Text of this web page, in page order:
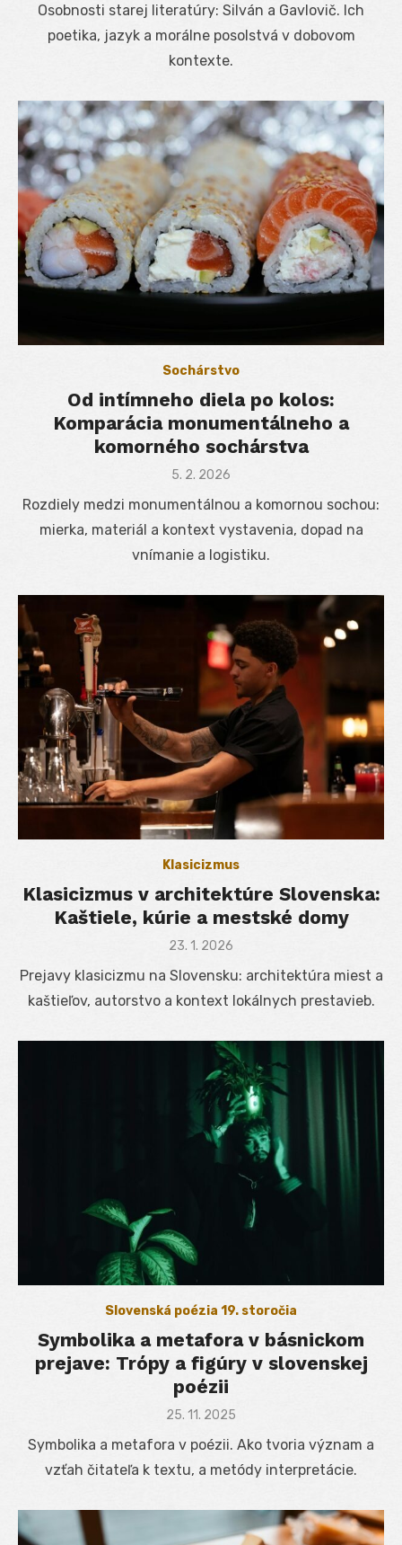
Osobnosti starej literatúry: Silván a Gavlovič. Ich
poetika, jazyk a morálne posolstvá v dobovom
kontexte.
Sochárstvo
Od intímneho diela po kolos:
Komparácia monumentálneho a
komorného sochárstva
Posted
5. 2. 2026
Rozdiely medzi monumentálnou a komornou sochou:
mierka, materiál a kontext vystavenia, dopad na
vnímanie a logistiku.
Klasicizmus
Klasicizmus v architektúre Slovenska:
Kaštiele, kúrie a mestské domy
Posted
23. 1. 2026
Prejavy klasicizmu na Slovensku: architektúra miest a
kaštieľov, autorstvo a kontext lokálnych prestavieb.
Slovenská poézia 19. storočia
Symbolika a metafora v básnickom
prejave: Trópy a figúry v slovenskej
poézii
Posted
25. 11. 2025
Symbolika a metafora v poézii. Ako tvoria význam a
vzťah čitateľa k textu, a metódy interpretácie.